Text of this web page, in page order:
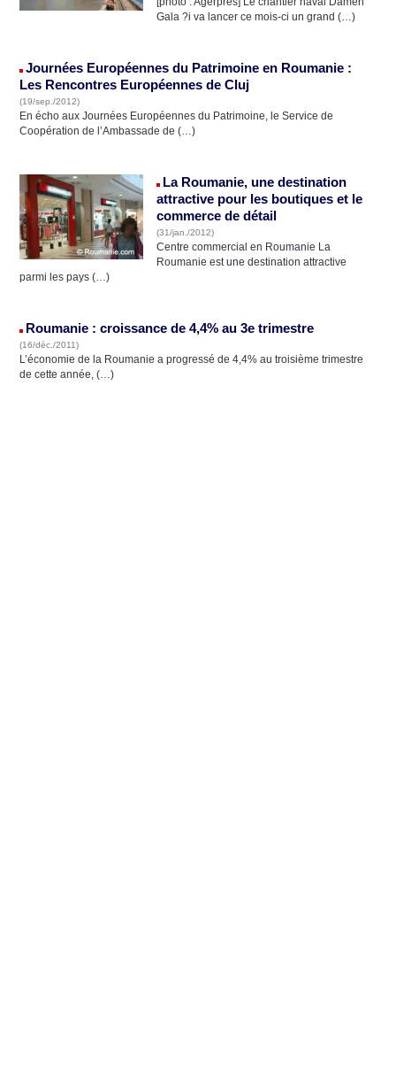
Gala ?i va lancer ce mois-ci un grand (…)
Journées Européennes du Patrimoine en Roumanie :
Les Rencontres Européennes de Cluj
(19/sep./2012)
En écho aux Journées Européennes du Patrimoine, le Service de
Coopération de l’Ambassade de (…)
La Roumanie, une destination
attractive pour les boutiques et le
commerce de détail
(31/jan./2012)
Centre commercial en Roumanie La
Roumanie est une destination attractive
parmi les pays (…)
Roumanie : croissance de 4,4% au 3e trimestre
(16/déc./2011)
L’économie de la Roumanie a progressé de 4,4% au troisième trimestre
de cette année, (…)